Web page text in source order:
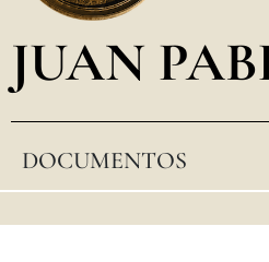
JUAN
DOCUMENTOS